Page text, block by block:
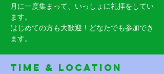
月に一度集まって、いっしょに礼拝をしてい
ます。
はじめての方も大歓迎！どなたでも参加でき
ます。
Time & Location